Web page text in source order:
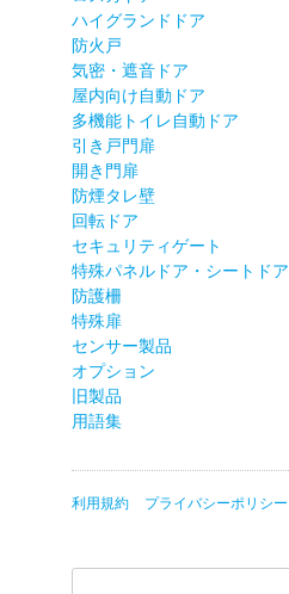
ハイグランドドア
防火戸
気密・遮音ドア
屋内向け自動ドア
多機能トイレ自動ドア
引き戸門扉
開き門扉
防煙タレ壁
回転ドア
セキュリティゲート
特殊パネルドア・シートドア
防護柵
特殊扉
センサー製品
オプション
旧製品
用語集
利用規約 プライバシーポリシー